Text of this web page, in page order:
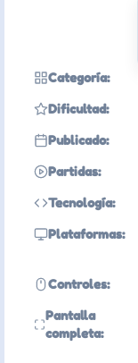
Categoría:
Dificultad:
Publicado:
Partidas:
Tecnología:
Plataformas:
Controles:
Pantalla
completa: